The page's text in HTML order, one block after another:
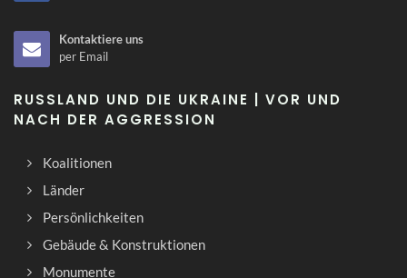
Kontaktiere uns
per Email
RUSSLAND UND DIE UKRAINE | VOR UND
NACH DER AGGRESSION
Koalitionen
Länder
Persönlichkeiten
Gebäude & Konstruktionen
Monumente